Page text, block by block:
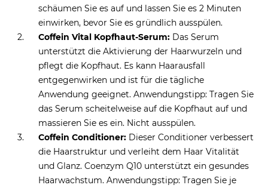
schäumen Sie es auf und lassen Sie es 2 Minuten
einwirken, bevor Sie es gründlich ausspülen.
Coffein Vital Kopfhaut-Serum: Das Serum
unterstützt die Aktivierung der Haarwurzeln und
pflegt die Kopfhaut. Es kann Haarausfall
entgegenwirken und ist für die tägliche
Anwendung geeignet. Anwendungstipp: Tragen Sie
das Serum scheitelweise auf die Kopfhaut auf und
massieren Sie es ein. Nicht ausspülen.
Coffein Conditioner: Dieser Conditioner verbessert
die Haarstruktur und verleiht dem Haar Vitalität
und Glanz. Coenzym Q10 unterstützt ein gesundes
Haarwachstum. Anwendungstipp: Tragen Sie je